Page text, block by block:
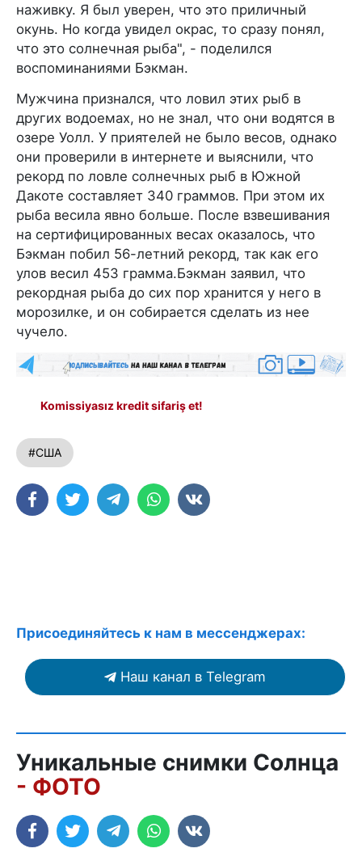
наживку. Я был уверен, что это приличный
окунь. Но когда увидел окрас, то сразу понял,
что это солнечная рыба", - поделился
воспоминаниями Бэкман.
Мужчина признался, что ловил этих рыб в
других водоемах, но не знал, что они водятся в
озере Уолл. У приятелей не было весов, однако
они проверили в интернете и выяснили, что
рекорд по ловле солнечных рыб в Южной
Дакоте составляет 340 граммов. При этом их
рыба весила явно больше. После взвешивания
на сертифицированных весах оказалось, что
Бэкман побил 56-летний рекорд, так как его
улов весил 453 грамма.Бэкман заявил, что
рекордная рыба до сих пор хранится у него в
морозилке, и он собирается сделать из нее
чучело.
Komissiyasız kredit sifariş et!
#США
Присоединяйтесь к нам в мессенджерах:
Наш канал в Telegram
Уникальные снимки Солнца
- ФОТО